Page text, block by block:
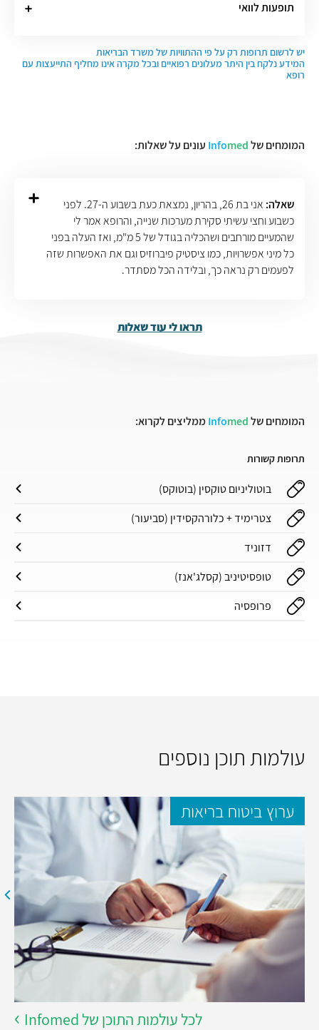
תופעות לוואי
יש לרשום תרופות רק על פי ההתוויות של משרד הבריאות
המידע נלקח בין היתר מעלונים רפואיים ובכל מקרה אינו מחליף התייעצות עם
רופא
המומחים של Infomed עונים על שאלות:
שאלה:
אני בת 26, בהריון, נמצאת כעת בשבוע ה-27. לפני
כשבוע וחצי עשיתי סקירת מערכות שנייה, והרופא אמר לי
שהמעיים מורחבים ושהכליה בגודל של 5 מ"מ, ואז העלה בפני
כל מיני אפשרויות, כמו ציסטיק פיברוזיס וגם את האפשרות שזה
לפעמים רק נראה כך, ובלידה הכל מסתדר.
תראו לי עוד שאלות
המומחים של Infomed ממליצים לקרוא:
תרופות קשורות
בוטוליניום טוקסין (בוטוקס)
צטרימיד + כלורהקסידין (סביעור)
דזוניד
טופסיטיניב (קסלג'אנז)
פרופסיה
עולמות תוכן נוספים
ערוץ ביטוח בריאות
לכל עולמות התוכן של Infomed